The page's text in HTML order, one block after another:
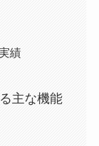
績
主な機能